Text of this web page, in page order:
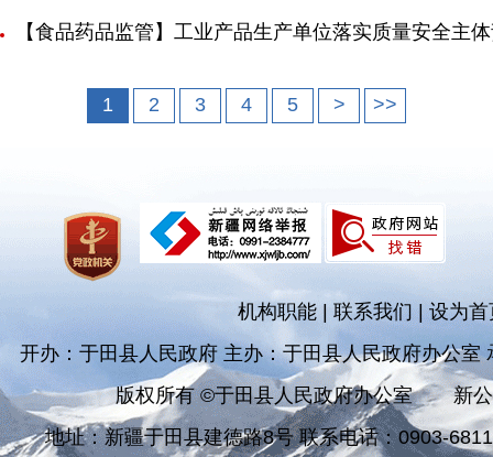
【食品药品监管】工业产品生产单位落实质量安全主
1 2 3 4 5 > >>
机构职能 联系我们|设为首
开办：于田县人民政府 主办：于田县人民政府办公室
版权所有 ©于田县人民政府办公室
新
地址：新疆于田县建德路8号 联系电话：0903-